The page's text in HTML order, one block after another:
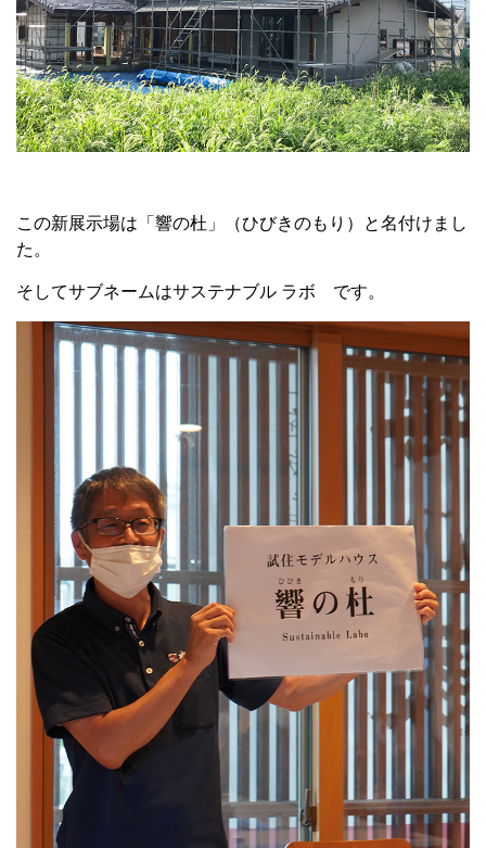
この新展示場は「響の杜」（ひびきのもり）と名付けまし
た。
そしてサブネームはサステナブル ラボ です。